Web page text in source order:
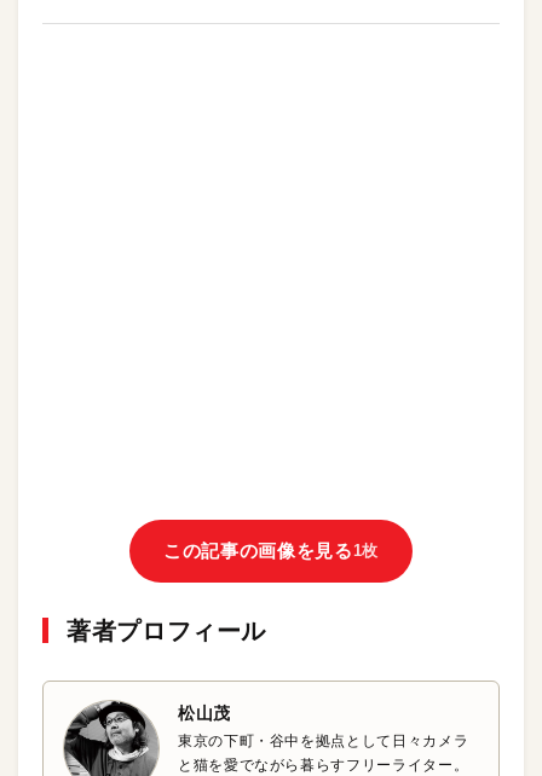
この記事の画像を見る1枚
著者プロフィール
松山茂
東京の下町・谷中を拠点として日々カメラ
と猫を愛でながら暮らすフリーライター。